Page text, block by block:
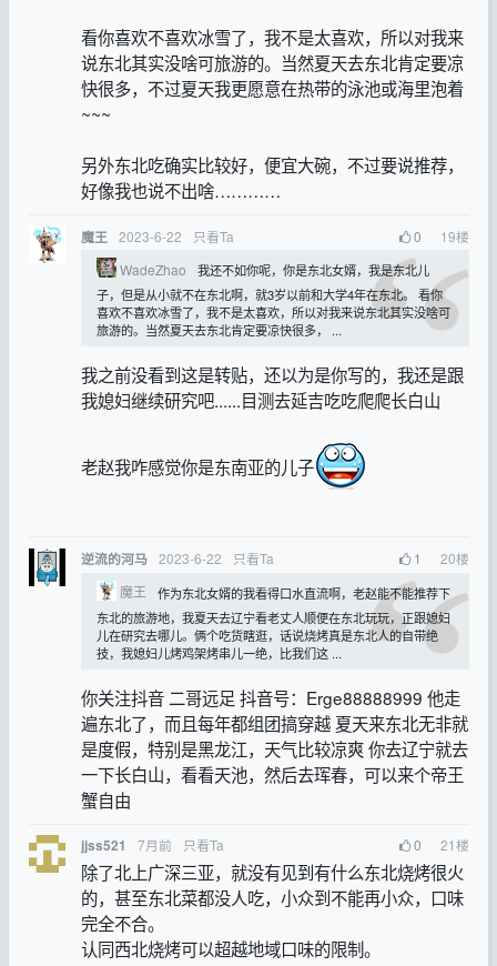
看你喜欢不喜欢冰雪了，我不是太喜欢，所以对我来
说东北其实没啥可旅游的。当然夏天去东北肯定要凉
快很多，不过夏天我更愿意在热带的泳池或海里泡着
~~~
另外东北吃确实比较好，便宜大碗，不过要说推荐，
好像我也说不出啥…………
魔王 2023-6-22 只看Ta 0 19楼
WadeZhao
我还不如你呢，你是东北女婿，我是东北儿
子，但是从小就不在东北啊，就3岁以前和大学4年在东北。 看你
喜欢不喜欢冰雪了，我不是太喜欢，所以对我来说东北其实没啥可
旅游的。当然夏天去东北肯定要凉快很多， ...
我之前没看到这是转贴，还以为是你写的，我还是跟
我媳妇继续研究吧......目测去延吉吃吃爬爬长白山
老赵我咋感觉你是东南亚的儿子
逆流的河马 2023-6-22 只看Ta 1 20楼
魔王
作为东北女婿的我看得口水直流啊，老赵能不能推荐下
东北的旅游地，我夏天去辽宁看老丈人顺便在东北玩玩，正跟媳妇
儿在研究去哪儿。俩个吃货瞎逛，话说烧烤真是东北人的自带绝
技，我媳妇儿烤鸡架烤串儿一绝，比我们这 ...
你关注抖音 二哥远足 抖音号：Erge88888999 他走
遍东北了，而且每年都组团搞穿越 夏天来东北无非就
是度假，特别是黑龙江，天气比较凉爽 你去辽宁就去
一下长白山，看看天池，然后去珲春，可以来个帝王
蟹自由
jjss521 7月前 只看Ta 0 21楼
除了北上广深三亚，就没有见到有什么东北烧烤很火
的，甚至东北菜都没人吃，小众到不能再小众，口味
完全不合。
认同西北烧烤可以超越地域口味的限制。